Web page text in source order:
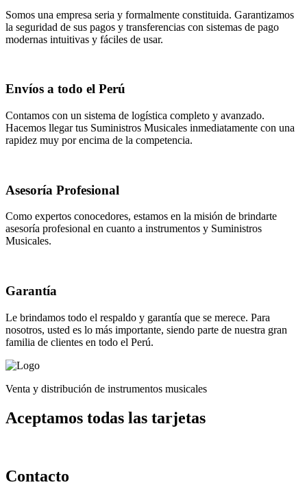
Somos una empresa seria y formalmente constituida. Garantizamos
la seguridad de sus pagos y transferencias con sistemas de pago
modernas intuitivas y fáciles de usar.
Envíos a todo el Perú
Contamos con un sistema de logística completo y avanzado.
Hacemos llegar tus Suministros Musicales inmediatamente con una
rapidez muy por encima de la competencia.
Asesoría Profesional
Como expertos conocedores, estamos en la misión de brindarte
asesoría profesional en cuanto a instrumentos y Suministros
Musicales.
Garantía
Le brindamos todo el respaldo y garantía que se merece. Para
nosotros, usted es lo más importante, siendo parte de nuestra gran
familia de clientes en todo el Perú.
Venta y distribución de instrumentos musicales
Aceptamos todas las tarjetas
Contacto